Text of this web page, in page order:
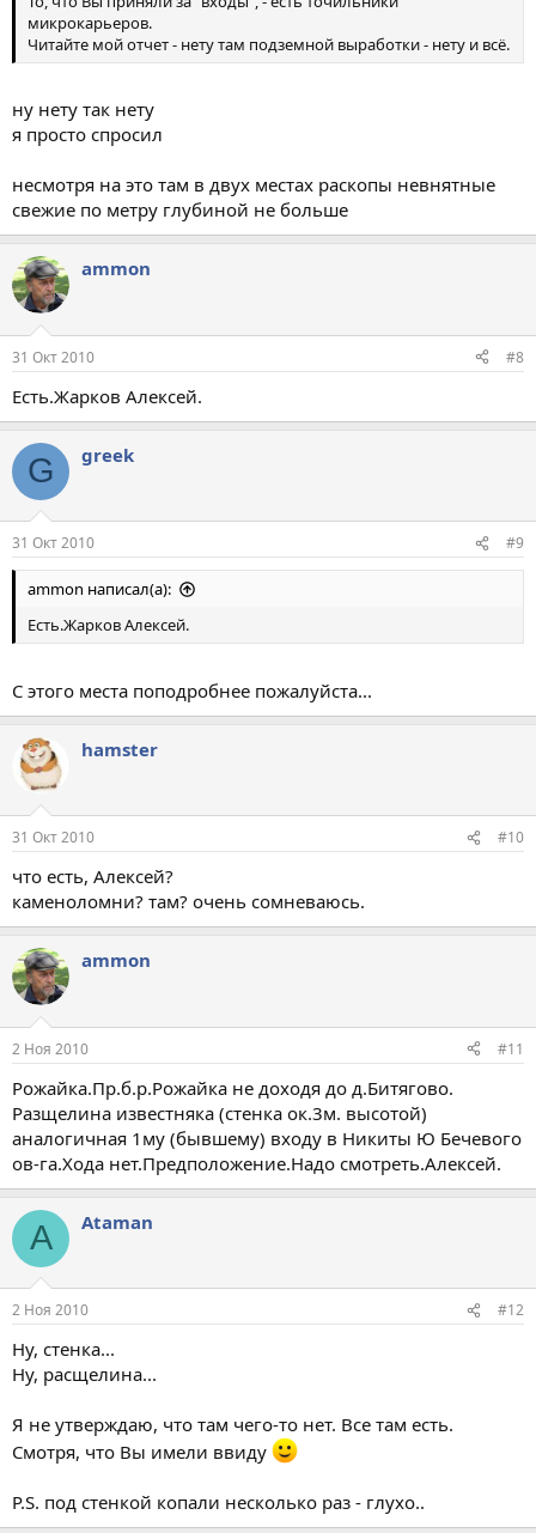
микрокарьеров.
Читайте мой отчет - нету там подземной выработки - нету и всё.
ну нету так нету
я просто спросил
несмотря на это там в двух местах раскопы невнятные
свежие по метру глубиной не больше
ammon
31 Окт 2010 #8
Есть.Жарков Алексей.
G greek
31 Окт 2010 #9
ammon написал(а):
Есть.Жарков Алексей.
С этого места поподробнее пожалуйста...
hamster
31 Окт 2010 #10
что есть, Алексей?
каменоломни? там? очень сомневаюсь.
ammon
2 Ноя 2010 #11
Рожайка.Пр.б.р.Рожайка не доходя до д.Битягово.
Разщелина известняка (стенка ок.3м. высотой)
аналогичная 1му (бывшему) входу в Никиты Ю Бечевого
ов-га.Хода нет.Предположение.Надо смотреть.Алексей.
A Ataman
2 Ноя 2010 #12
Ну, стенка...
Ну, расщелина...
Я не утверждаю, что там чего-то нет. Все там есть.
Смотря, что Вы имели ввиду
P.S. под стенкой копали несколько раз - глухо..